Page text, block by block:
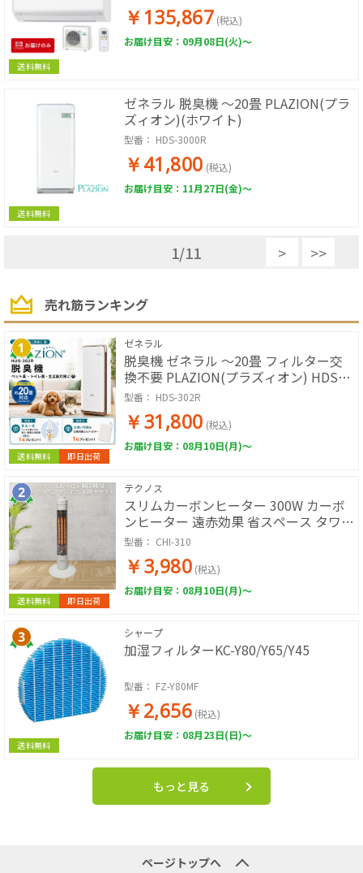
送料無料
￥135,867 (税込)
お届け目安：09月08日(火)～
送料無料
ゼネラル 脱臭機 ～20畳 PLAZION(プラ
ズィオン)(ホワイト)
型番： HDS-3000R
￥41,800 (税込)
お届け目安：11月27日(金)～
1/11 > >>
売れ筋ランキング
送料無料 即日出荷
ゼネラル
脱臭機 ゼネラル ～20畳 フィルター交
換不要 PLAZION(プラズィオン) HDS-
302R GENERAL 現行モデル ペット臭 花
粉症 生活臭 リビング タバコ トイレ 介
護 犬 猫 空気清浄機 脱臭器 オゾン
型番： HDS-302R
￥31,800 (税込)
お届け目安：08月10日(月)～
送料無料 即日出荷
テクノス
スリムカーボンヒーター 300W カーボ
ンヒーター 遠赤効果 省スペース タワー
スリム(ホワイト)
型番： CHI-310
￥3,980 (税込)
お届け目安：08月10日(月)～
送料無料
シャープ
加湿フィルターKC-Y80/Y65/Y45
型番： FZ-Y80MF
￥2,656 (税込)
お届け目安：08月23日(日)～
もっと見る
ページトップへ